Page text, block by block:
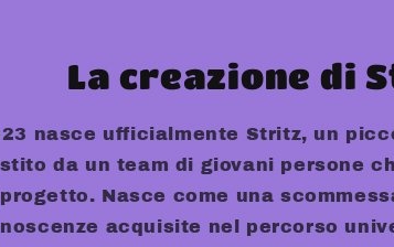
La creazione di
nasce ufficialmente Stritz, un
da un team di giovani persone
Nasce come una
acquisite nel percorso